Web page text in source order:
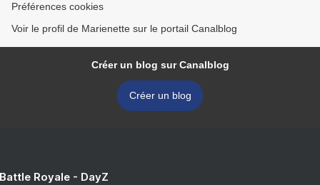
Préférences cookies
Voir le profil de Marienette sur le portail Canalblog
Créer un blog sur Canalblog
Créer un blog
Royale - DayZ